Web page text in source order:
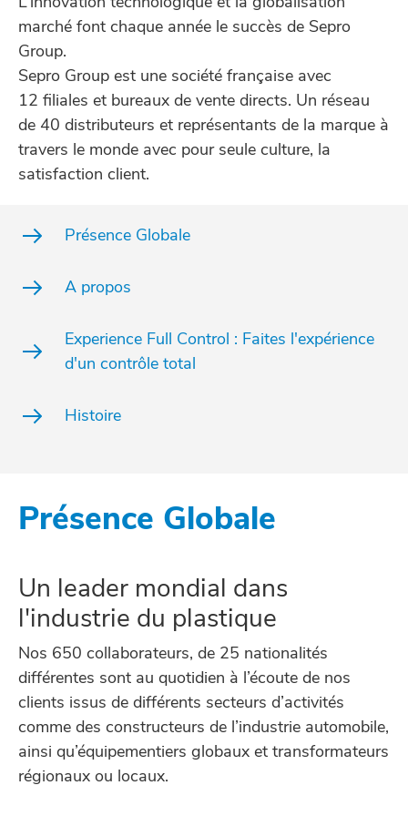
marché font chaque année le succès de Sepro
Group.
Sepro Group est une société française avec
12 filiales et bureaux de vente directs. Un réseau
de 40 distributeurs et représentants de la marque à
travers le monde avec pour seule culture, la
satisfaction client.
Présence Globale
A propos
Experience Full Control : Faites l'expérience
d'un contrôle total
Histoire
Présence Globale
Un leader mondial dans
l'industrie du plastique
Nos 650 collaborateurs, de 25 nationalités
différentes sont au quotidien à l’écoute de nos
clients issus de différents secteurs d’activités
comme des constructeurs de l’industrie automobile,
ainsi qu’équipementiers globaux et transformateurs
régionaux ou locaux.